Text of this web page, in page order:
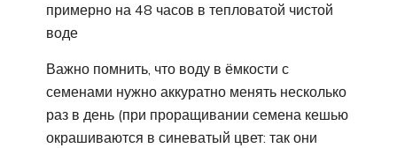
примерно на 48 часов в тепловатой чистой
воде
Важно помнить, что воду в ёмкости с
семенами нужно аккуратно менять несколько
раз в день (при проращивании семена кешью
окрашиваются в синеватый цвет: так они